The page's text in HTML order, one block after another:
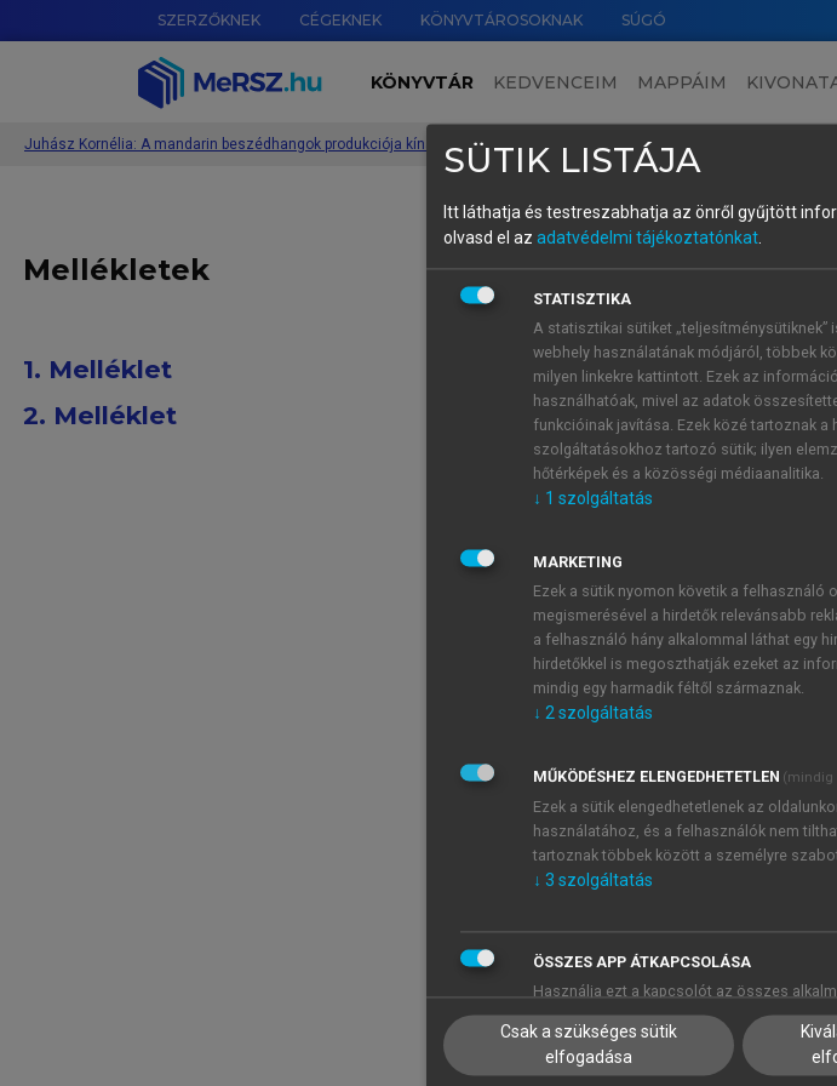
SZERZŐKNEK CÉGEKNEK KÖNYVTÁROSOKNAK SÚGÓ
KÖNYVTÁR KEDVENCEIM MAPPÁIM
Juhász Kornélia: A mandarin beszédhangok produkciója kínaiul tanuló magyar anyanyelvűek ejtésében
Mellékletek
1. Melléklet
2. Melléklet
SÜTIK LISTÁJA
Itt láthatja és testreszabhatja az önről gyűjtött
olvasd el az adatvédelmi tájékoztatónkat.
STATISZTIKA
A statisztikai sütiket „teljesítménysütiknek”
webhely használatának módjáról, többek
milyen linkekre kattintott. Ezek az
használhatóak, mivel az adatok
funkcióinak javítása. Ezek közé tartoznak
szolgáltatásokhoz tartozó sütik; ilyen
hőtérképek és a közösségi médiaanalitika.
↓ 1 szolgáltatás
MARKETING
Ezek a sütik nyomon követik a felhasználó
megismerésével a hirdetők relevánsabb
a felhasználó hány alkalommal láthat egy
hirdetőkkel is megoszthatják ezeket az
mindig egy harmadik féltől származnak.
↓ 2szolgáltatás
MŰKÖDÉSHEZ ELENGEDHETETLEN (mindig
Ezek a sütik elengedhetetlenek az
használatához, és a felhasználók nem
tartoznak többek között a személyre
↓ 3 szolgáltatás
ÖSSZES APP ÁTKAPCSOLÁSA
Használja ezt a kapcsolót az összes
Csak a szükséges sütik
elfogadása